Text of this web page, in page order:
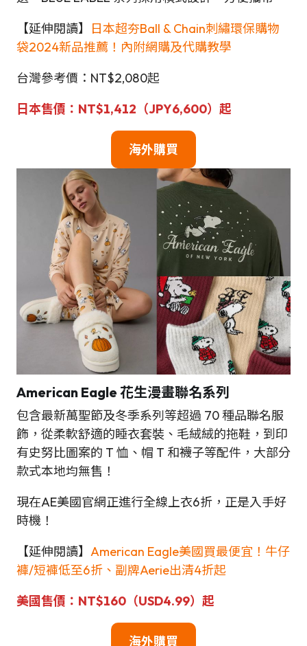
【延伸閱讀】
日本超夯Ball & Chain刺繡環保購物
袋2024新品推薦！內附網購及代購教學
台灣參考價：NT$2,080起
日本售價：NT$1,412（JPY6,600） 起
海外購買
American Eagle 花生漫畫聯名系列
包含最新萬聖節及冬季系列等超過 70 種品聯名服
飾，從柔軟舒適的睡衣套裝、毛絨絨的拖鞋，到印
有史努比圖案的 T 恤、帽 T 和襪子等配件，大部分
款式本地均無售！
現在AE美國官網正進行全線上衣6折，正是入手好
時機！
【延伸閱讀】 American Eagle美國買最便宜！牛仔
褲/短褲低至6折、副牌Aerie出清4折起
美國售價：NT$160（USD4.99）起
海外購買